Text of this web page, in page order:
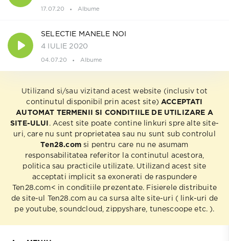
17.07.20 Albume
SELECTIE MANELE NOI
4 IULIE 2020
04.07.20 Albume
Utilizand si/sau vizitand acest website (inclusiv tot
continutul disponibil prin acest site) ACCEPTATI
AUTOMAT TERMENII SI CONDITIILE DE UTILIZARE A
SITE-ULUI
. Acest site poate contine linkuri spre alte site-
uri, care nu sunt proprietatea sau nu sunt sub controlul
Ten28.comsi pentru care nu ne asumam
responsabilitatea referitor la continutul acestora,
politica sau practicile utilizate. Utilizand acest site
acceptati implicit sa exonerati de raspundere
Ten28.com< in conditiile prezentate. Fisierele distribuite
de site-ul Ten28.com au ca sursa alte site-uri ( link-uri de
pe youtube, soundcloud, zippyshare, tunescoope etc. ).